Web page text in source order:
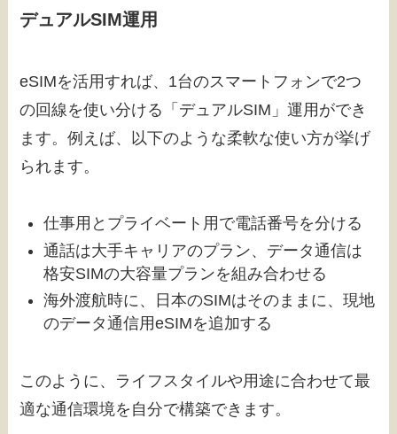
デュアルSIM運用
eSIMを活用すれば、1台のスマートフォンで2つ
の回線を使い分ける「デュアルSIM」運用ができ
ます。例えば、以下のような柔軟な使い方が挙げ
られます。
仕事用とプライベート用で電話番号を分ける
通話は大手キャリアのプラン、データ通信は
格安SIMの大容量プランを組み合わせる
海外渡航時に、日本のSIMはそのままに、現地
のデータ通信用eSIMを追加する
このように、ライフスタイルや用途に合わせて最
適な通信環境を自分で構築できます。